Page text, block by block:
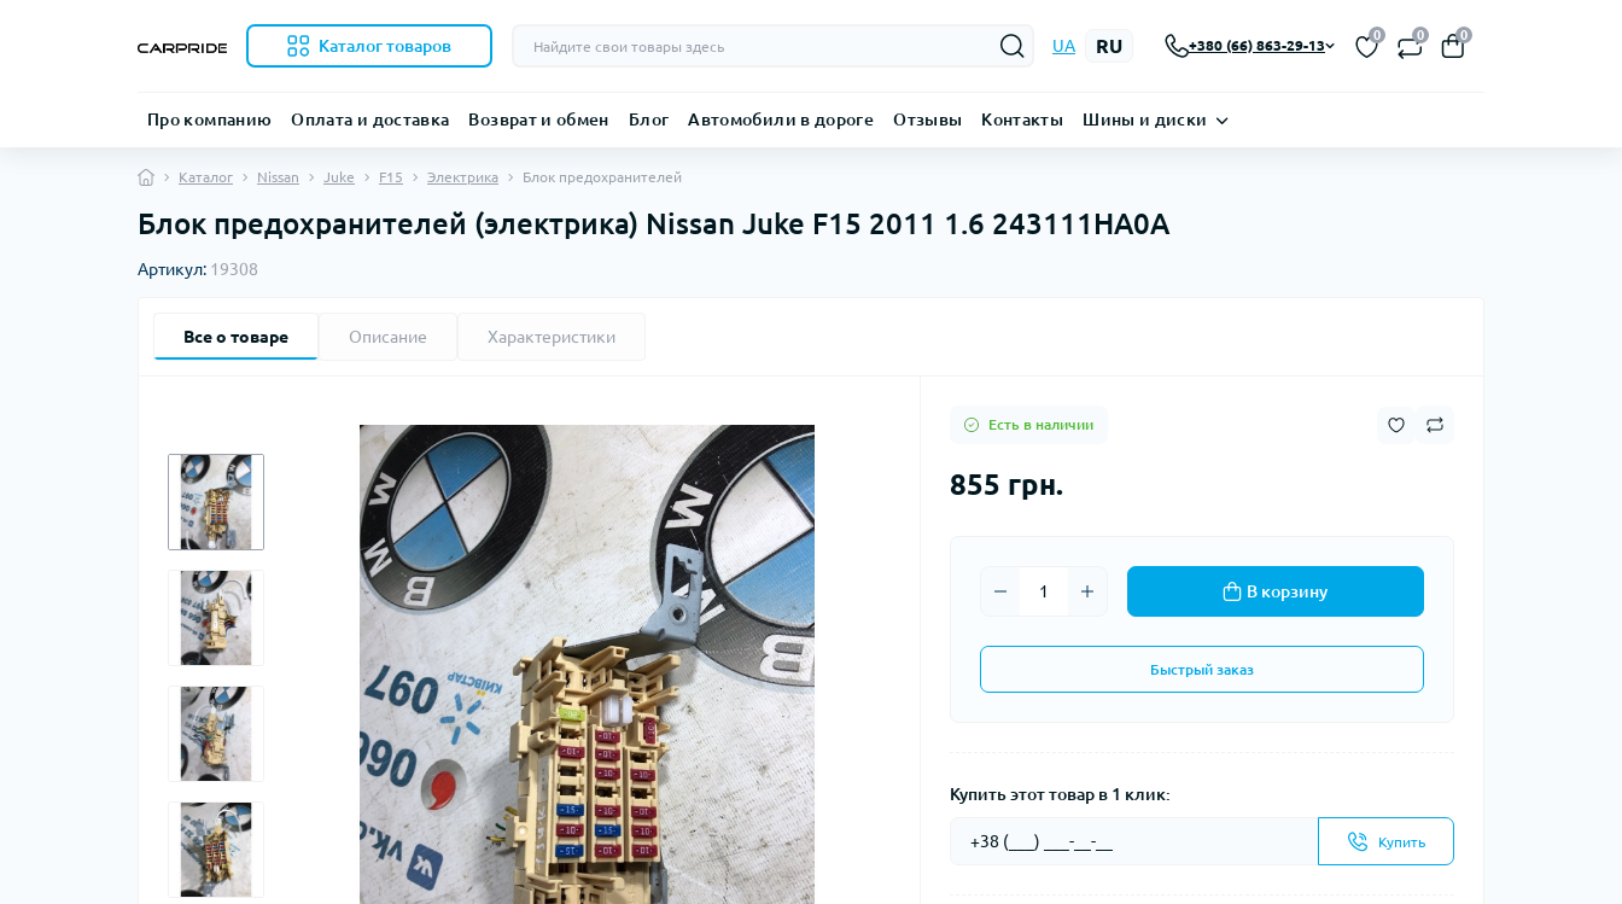
Каталог товаров UA RU +380 (66) 863-29-13
0 0 0
Про компанию Оплата и доставка Возврат и обмен Блог Автомобили в дороге Отзывы Контакты Шины и диски
Каталог Nissan Juke F15 Электрика Блок предохранителей
Блок предохранителей (электрика) Nissan Juke F15 2011 1.6 243111HA0A
Артикул: 19308
Все о товаре Описание Характеристики
Есть в наличии
855 грн.
В корзину
Быстрый заказ
Купить этот товар в 1 клик:
Купить